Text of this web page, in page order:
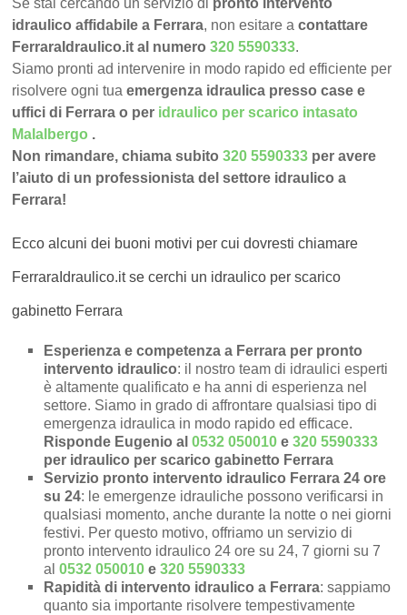
Se stai cercando un servizio di
pronto intervento
idraulico affidabile a Ferrara, non esitare acontattare
FerraraIdraulico.it al numero320 5590333.
Siamo pronti ad intervenire in modo rapido ed efficiente per
risolvere ogni tuaemergenza idraulica presso case e
uffici di Ferrara o per idraulico per scarico intasato
Malalbergo .
Non rimandare, chiama subito320 5590333 per avere
l’aiuto di un professionista del settore idraulico a
Ferrara!
Ecco alcuni dei buoni motivi per cui dovresti chiamare
FerraraIdraulico.it se cerchi un idraulico per scarico
gabinetto Ferrara
Esperienza e competenza a Ferrara per pronto
intervento idraulico: il nostro team di idraulici esperti
è altamente qualificato e ha anni di esperienza nel
settore. Siamo in grado di affrontare qualsiasi tipo di
emergenza idraulica in modo rapido ed efficace.
Risponde Eugenio al0532 050010 e320 5590333
per idraulico per scarico gabinetto Ferrara
Servizio pronto intervento idraulico Ferrara 24 ore
su 24: le emergenze idrauliche possono verificarsi in
qualsiasi momento, anche durante la notte o nei giorni
festivi. Per questo motivo, offriamo un servizio di
pronto intervento idraulico 24 ore su 24, 7 giorni su 7
al0532 050010 e320 5590333
Rapidità di intervento idraulico a Ferrara: sappiamo
quanto sia importante risolvere tempestivamente